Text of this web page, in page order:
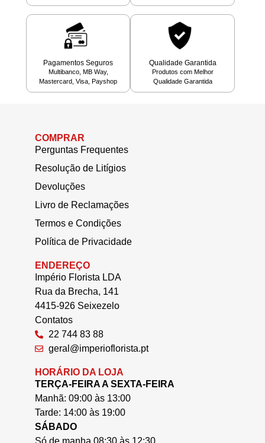
Pagamentos Seguros
Multibanco, MB Way,
Mastercard, Visa, Payshop
Qualidade Garantida
Produtos com Melhor
Qualidade Garantida
COMPRAR
Perguntas Frequentes
Resolução de Litígios
Devoluções
Livro de Reclamações
Termos e Condições
Política de Privacidade
ENDEREÇO
Império Florista LDA
Rua da Brecha, 141
4415-926 Seixezelo
Contatos
22 744 83 88
geral@imperioflorista.pt
HORÁRIO DA LOJA
TERÇA-FEIRA A SEXTA-FEIRA
Manhã: 09:00 às 13:00
Tarde: 14:00 às 19:00
SÁBADO